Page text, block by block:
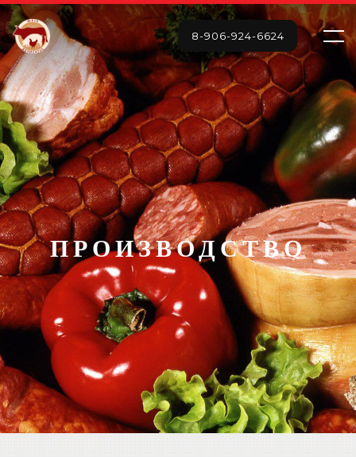
8-906-924-6624
ПРОИЗВОДСТВО